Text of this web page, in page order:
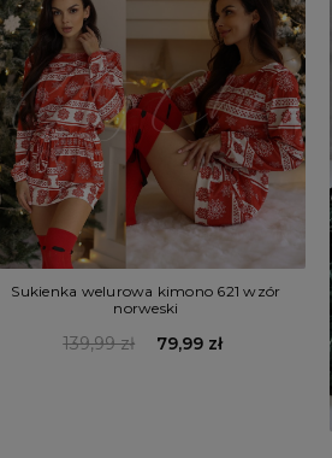
Sukienka welurowa kimono 621 wzór
norweski
139,99 zł 79,99 zł